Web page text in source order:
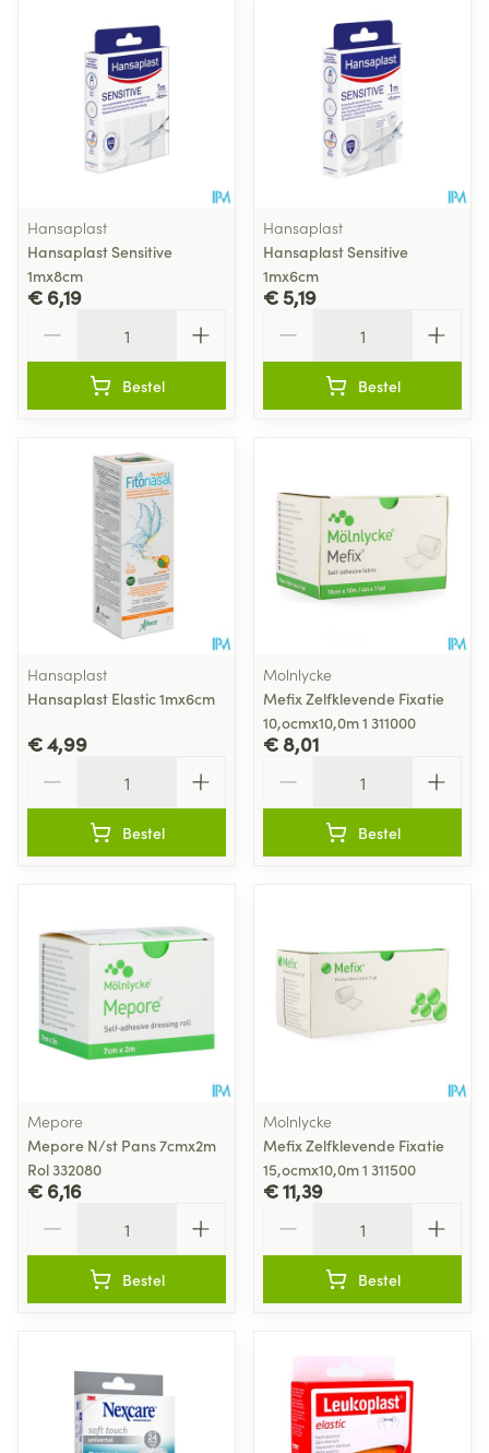
Hansaplast
Hansaplast Sensitive
1mx8cm
€ 6,19
Bestel
Hansaplast
Hansaplast Sensitive
1mx6cm
€ 5,19
Bestel
Hansaplast
Hansaplast Elastic 1mx6cm
€ 4,99
Bestel
Molnlycke
Mefix Zelfklevende Fixatie
10,ocmx10,0m 1 311000
€ 8,01
Bestel
Mepore
Mepore N/st Pans 7cmx2m
Rol 332080
€ 6,16
Bestel
Molnlycke
Mefix Zelfklevende Fixatie
15,ocmx10,0m 1 311500
€ 11,39
Bestel